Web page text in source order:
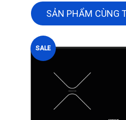
SẢN PHẨM CÙNG
SALE